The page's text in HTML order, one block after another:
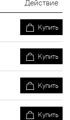
Действие
Купить
Купить
Купить
Купить